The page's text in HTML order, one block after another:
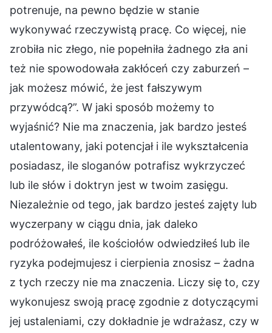
potrenuje, na pewno będzie w stanie
wykonywać rzeczywistą pracę. Co więcej, nie
zrobiła nic złego, nie popełniła żadnego zła ani
też nie spowodowała zakłóceń czy zaburzeń –
jak możesz mówić, że jest fałszywym
przywódcą?”. W jaki sposób możemy to
wyjaśnić? Nie ma znaczenia, jak bardzo jesteś
utalentowany, jaki potencjał i ile wykształcenia
posiadasz, ile sloganów potrafisz wykrzyczeć
lub ile słów i doktryn jest w twoim zasięgu.
Niezależnie od tego, jak bardzo jesteś zajęty lub
wyczerpany w ciągu dnia, jak daleko
podróżowałeś, ile kościołów odwiedziłeś lub ile
ryzyka podejmujesz i cierpienia znosisz – żadna
z tych rzeczy nie ma znaczenia. Liczy się to, czy
wykonujesz swoją pracę zgodnie z dotyczącymi
jej ustaleniami, czy dokładnie je wdrażasz, czy w